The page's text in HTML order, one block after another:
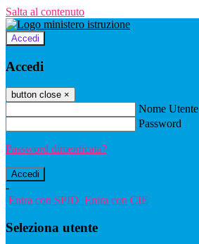
Salta al contenuto
Accedi
Accedi
button close ×
Nome Utente
Password
Password dimenticata?
-
Entra con SPID Entra con CIE
Seleziona utente